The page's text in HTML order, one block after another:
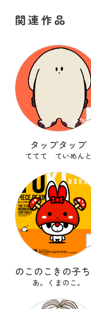
関連作品
タップタップ
ててて ていめんと
あ。くまのこ。